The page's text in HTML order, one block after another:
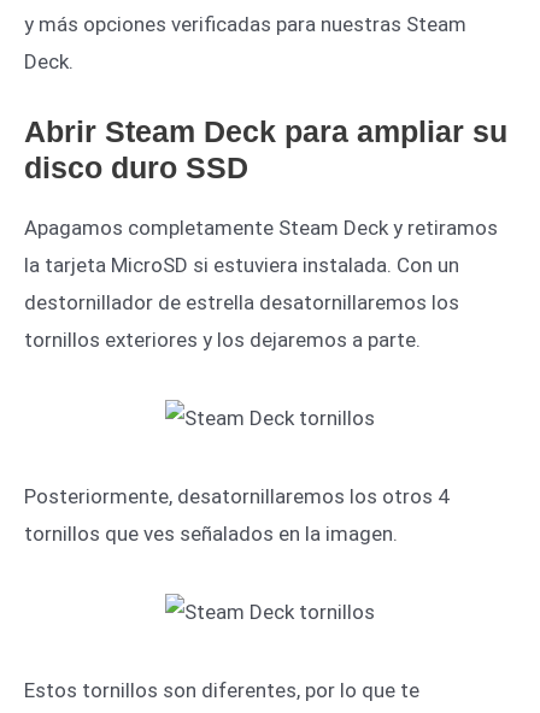
y más opciones verificadas para nuestras Steam
Deck.
Abrir Steam Deck para ampliar su
disco duro SSD
Apagamos completamente Steam Deck y retiramos
la tarjeta MicroSD si estuviera instalada. Con un
destornillador de estrella desatornillaremos los
tornillos exteriores y los dejaremos a parte.
Posteriormente, desatornillaremos los otros 4
tornillos que ves señalados en la imagen.
Estos tornillos son diferentes, por lo que te